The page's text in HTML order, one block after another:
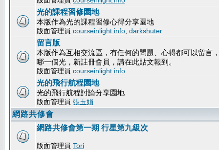
光的課程習修園地
本版作為光的課程習修心得分享園地
版面管理員 courseinlight.info darkshuter
留言版
本版作為互相交流區，有任何的問題、心得都可以留言
哪一個光，新註冊會員，請在此貼文報到。
版面管理員 courseinlight.info
光的飛行航程園地
光的飛行航程討論分享園地
版面管理員 張玉娟
網路共修會
網路共修會第一期 行星第九級次
版面管理員 Tori